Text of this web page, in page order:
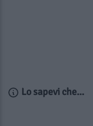
Lo sapevi che...